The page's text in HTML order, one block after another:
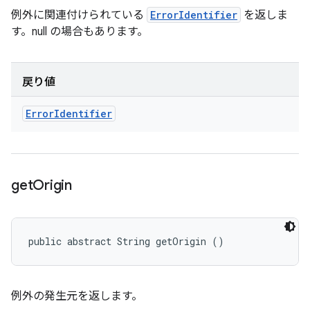
例外に関連付けられている ErrorIdentifier を返しま
す。null の場合もあります。
戻り値
ErrorIdentifier
getOrigin
public abstract String getOrigin ()
例外の発生元を返します。